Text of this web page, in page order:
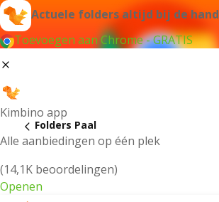
Actuele folders altijd bij de hand
Toevoegen aan Chrome - GRATIS
Kimbino app
Alle aanbiedingen op één plek
(14,1K beoordelingen)
Openen
Folders Paal